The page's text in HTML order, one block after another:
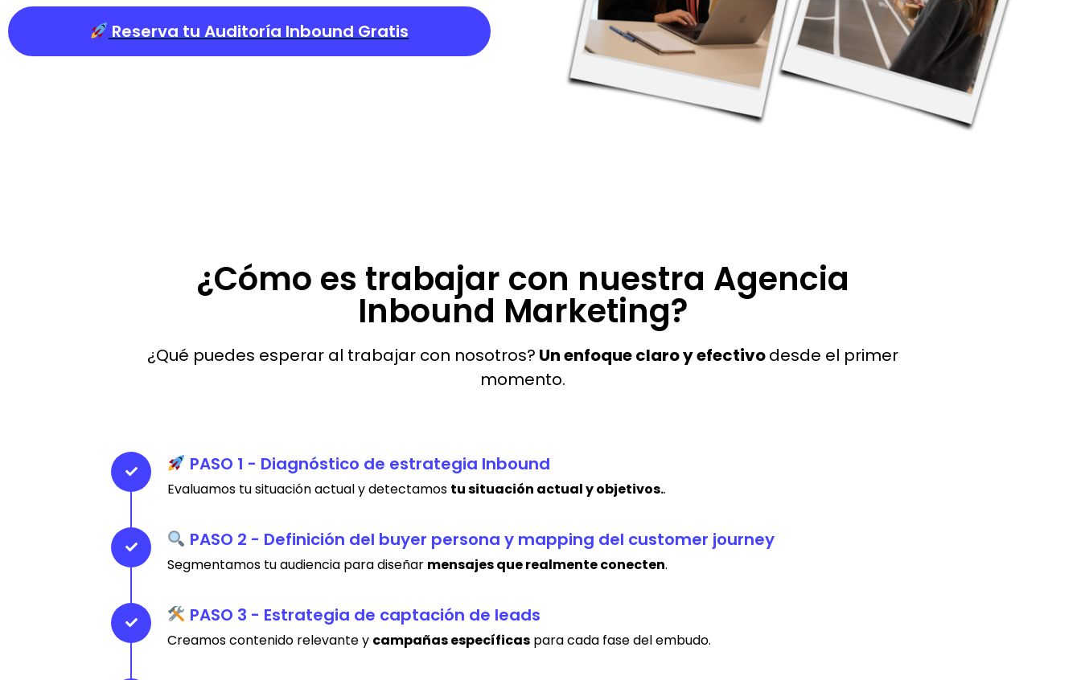
Reserva tu Auditoría Inbound Gratis
¿Cómo es trabajar con nuestra Agencia
Inbound Marketing?
¿Qué puedes esperar al trabajar con nosotros? Un enfoque claro y efectivodesde el primer
momento.
PASO 1 - Diagnóstico de estrategia Inbound
Evaluamos tu situación actual y detectamos tu situación actual y objetivos..
PASO 2 - Definición del buyer persona y mapping del customer journey
Segmentamos tu audiencia para diseñar mensajes que realmente conecten.
PASO 3 - Estrategia de captación de leads
Creamos contenido relevante y campañas específicas para cada fase del embudo.